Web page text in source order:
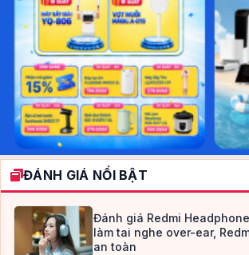
ĐÁNH GIÁ NỔI BẬT
Đánh giá Redmi
làm tai nghe over-ear,
an toàn